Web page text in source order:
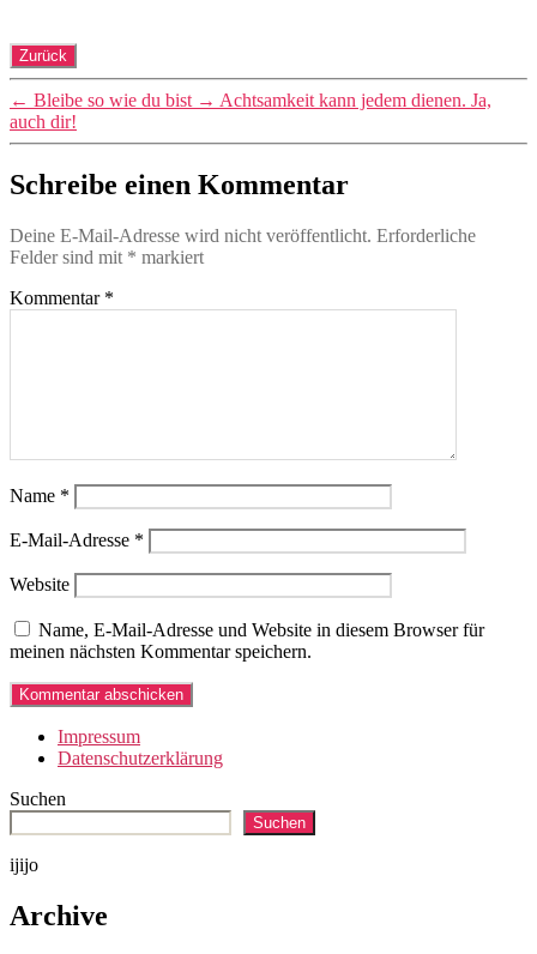
← Bleibe so wie du bist → Achtsamkeit kann jedem dienen. Ja,
auch dir!
Schreibe einen Kommentar
Deine E-Mail-Adresse wird nicht veröffentlicht. Erforderliche
Felder sind mit * markiert
Kommentar *
Name *
E-Mail-Adresse *
Website
Name, E-Mail-Adresse und Website in diesem Browser für
meinen nächsten Kommentar speichern.
Impressum
Datenschutzerklärung
Suchen
Suchen
ijijo
Archive